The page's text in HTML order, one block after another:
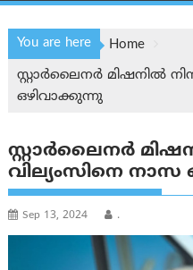
You are here
Home
സ്റ്റാർലൈനർ മിഷനിൽ
ഒഴിവാക്കുന്നു
സ്റ്റാർലൈനർ
വില്യംസിനെ നാസ
Sep 13, 2024 .